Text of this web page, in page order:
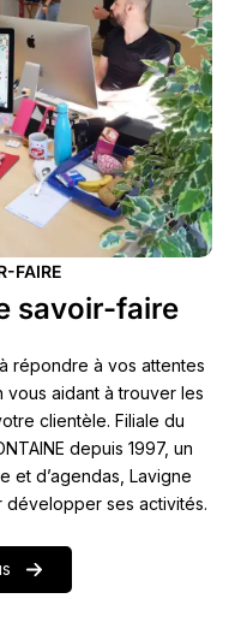
FAIRE
savoir-faire
à répondre à vos attentes
vous aidant à trouver les
clientèle. Filiale du
depuis 1997, un
et d’agendas, Lavigne
développer ses activités.